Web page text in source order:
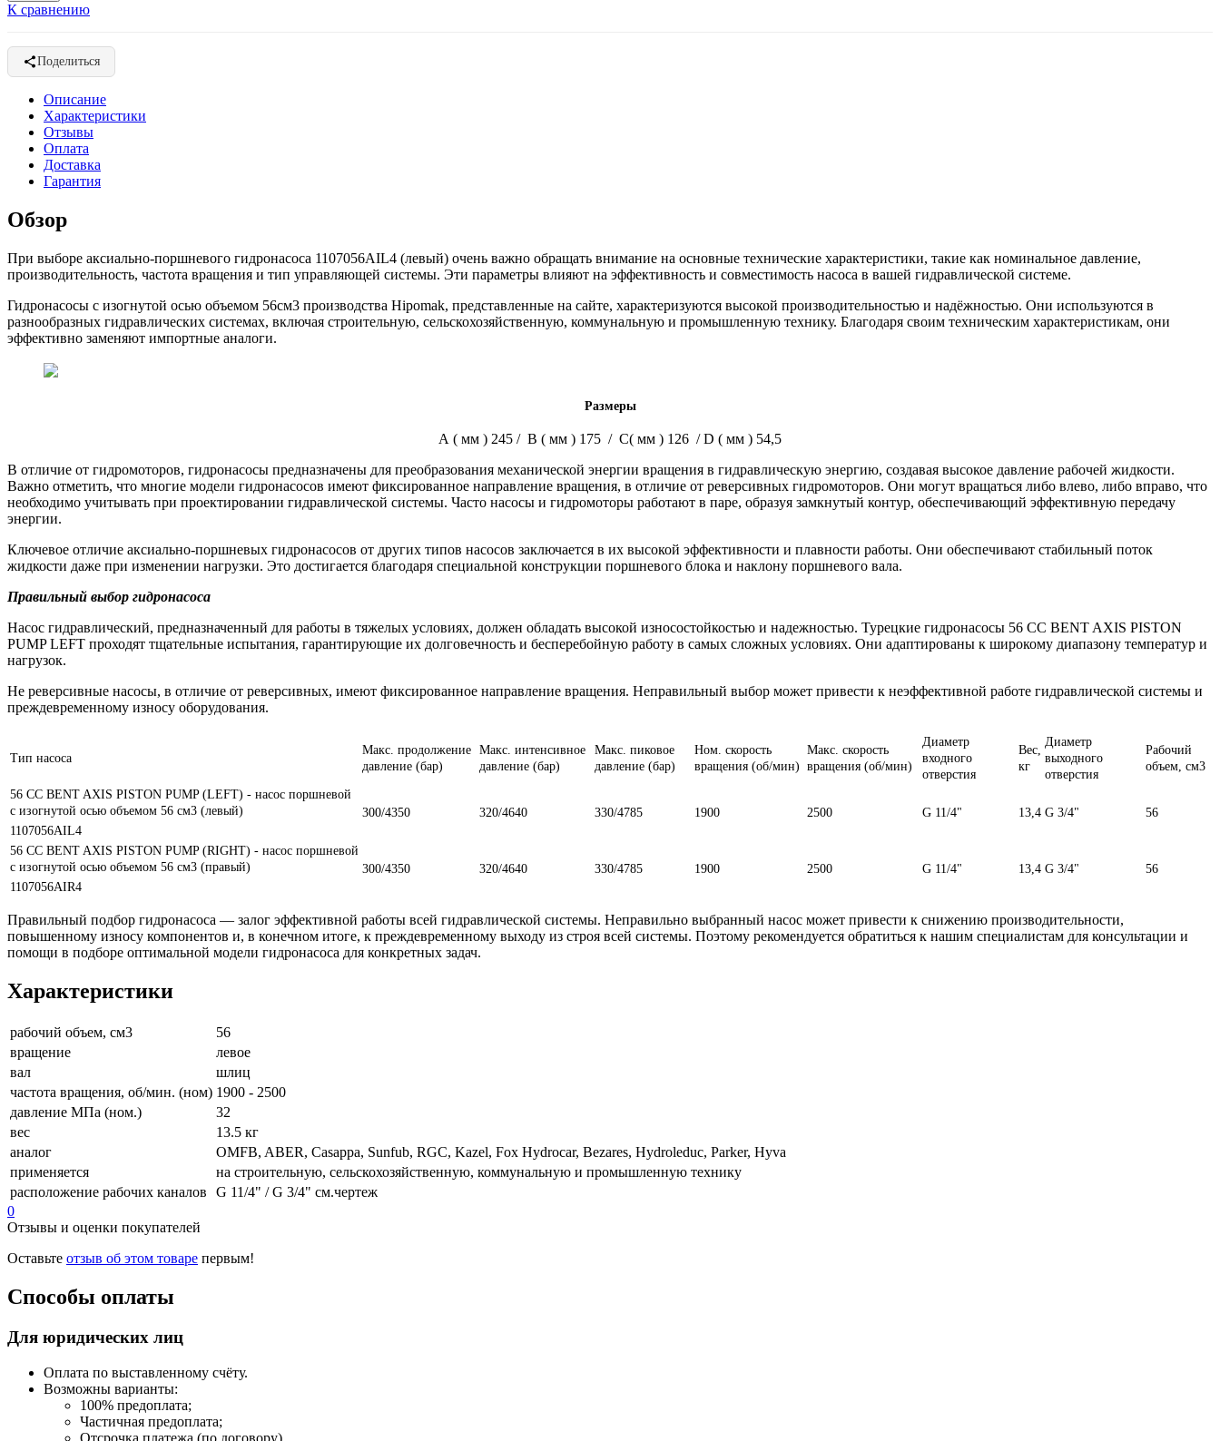
К сравнению
Поделиться
Описание
Характеристики
Отзывы
Оплата
Доставка
Гарантия
Обзор
При выборе аксиально-поршневого гидронасоса 1107056AIL4 (левый) очень важно обращать внимание на основные технические характеристики, такие как номинальное давление,
производительность, частота вращения и тип управляющей системы. Эти параметры влияют на эффективность и совместимость насоса в вашей гидравлической системе.
Гидронасосы с изогнутой осью объемом 56см3 производства Hipomak, представленные на сайте, характеризуются высокой производительностью и надёжностью. Они используются в
разнообразных гидравлических системах, включая строительную, сельскохозяйственную, коммунальную и промышленную технику. Благодаря своим техническим характеристикам, они
эффективно заменяют импортные аналоги.
Размеры
А ( мм ) 245 / В ( мм ) 175 / С( мм ) 126 / D ( мм ) 54,5
В отличие от гидромоторов, гидронасосы предназначены для преобразования механической энергии вращения в гидравлическую энергию, создавая высокое давление рабочей жидкости.
Важно отметить, что многие модели гидронасосов имеют фиксированное направление вращения, в отличие от реверсивных гидромоторов. Они могут вращаться либо влево, либо вправо, что
необходимо учитывать при проектировании гидравлической системы. Часто насосы и гидромоторы работают в паре, образуя замкнутый контур, обеспечивающий эффективную передачу
энергии.
Ключевое отличие аксиально-поршневых гидронасосов от других типов насосов заключается в их высокой эффективности и плавности работы. Они обеспечивают стабильный поток
жидкости даже при изменении нагрузки. Это достигается благодаря специальной конструкции поршневого блока и наклону поршневого вала.
Правильный выбор гидронасоса
Насос гидравлический, предназначенный для работы в тяжелых условиях, должен обладать высокой износостойкостью и надежностью. Турецкие гидронасосы 56 CC BENT AXIS PISTON
PUMP LEFT проходят тщательные испытания, гарантирующие их долговечность и бесперебойную работу в самых сложных условиях. Они адаптированы к широкому диапазону температур и
нагрузок.
Не реверсивные насосы, в отличие от реверсивных, имеют фиксированное направление вращения. Неправильный выбор может привести к неэффективной работе гидравлической системы и
преждевременному износу оборудования.
Тип насоса
Макс. продолжение
давление (бар)
Макс. интенсивное
давление (бар)
Макс. пиковое
давление (бар)
Ном. скорость
вращения (об/мин)
Макс. скорость
вращения (об/мин)
Диаметр
входного
отверстия
Вес,
кг
Диаметр
выходного
отверстия
Рабочий
объем, см3
56 CC BENT AXIS PISTON PUMP (LEFT) - насос поршневой
с изогнутой осью объемом 56 см3 (левый)
300/4350 320/4640 330/4785 1900 2500 G 11/4" 13,4 G 3/4"
56
1107056AIL4
56 CC BENT AXIS PISTON PUMP (RIGHT) - насос поршневой
с изогнутой осью объемом 56 см3 (правый)
300/4350 320/4640 330/4785 1900 2500 G 11/4" 13,4 G 3/4"
56
1107056AIR4
Правильный подбор гидронасоса — залог эффективной работы всей гидравлической системы. Неправильно выбранный насос может привести к снижению производительности,
повышенному износу компонентов и, в конечном итоге, к преждевременному выходу из строя всей системы. Поэтому рекомендуется обратиться к нашим специалистам для консультации и
помощи в подборе оптимальной модели гидронасоса для конкретных задач.
Характеристики
рабочий объем, см3
56
вращение
левое
вал
шлиц
частота вращения, об/мин. (ном) 1900 - 2500
давление МПа (ном.)
32
вес
13.5 кг
аналог
OMFB, ABER, Casappa, Sunfub, RGC, Kazel, Fox Hydrocar, Bezares, Hydroleduc, Parker, Hyva
применяется
на строительную, сельскохозяйственную, коммунальную и промышленную технику
расположение рабочих каналов
G 11/4" / G 3/4" см.чертеж
0
Отзывы и оценки покупателей
Оставьте отзыв об этом товаре первым!
Способы оплаты
Для юридических лиц
Оплата по выставленному счёту.
Возможны варианты:
100% предоплата;
Частичная предоплата;
Отсрочка платежа (по договору).